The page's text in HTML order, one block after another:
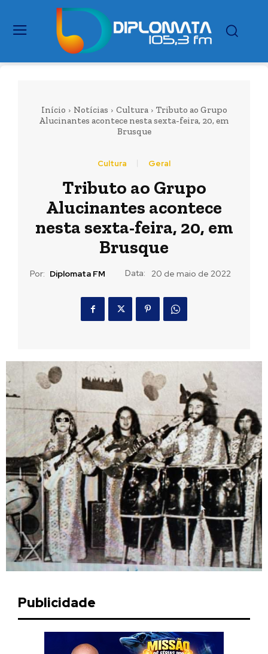
Início Notícias Cultura
Tributo ao Grupo
Alucinantes acontece nesta sexta-feira, 20, em
Brusque
Cultura Geral
Tributo ao Grupo
Alucinantes acontece
nesta sexta-feira, 20, em
Brusque
Por: Diplomata FM Data: 20 de maio de 2022
Publicidade